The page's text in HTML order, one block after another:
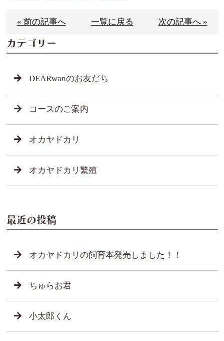
« 前の記事へ 一覧に戻る 次の記事へ »
カテゴリー
DEARwanのお友だち
コースのご案内
オカヤドカリ
オカヤドカリ繁殖
最近の投稿
オカヤドカリの飼育本発売しました！！
ちゅらお君
小太郎くん